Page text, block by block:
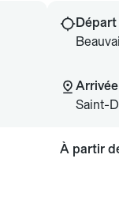
Départ
Arrivée
Saint-
À partir